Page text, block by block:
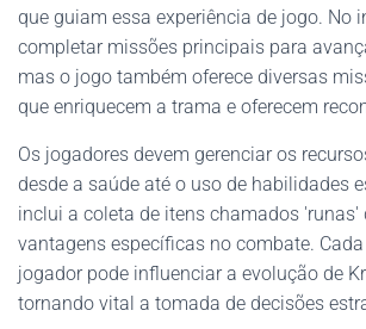
que guiam essa experiência de jogo. No
completar missões principais para
mas o jogo também oferece diversas
que enriquecem a trama e oferecem
Os jogadores devem gerenciar os
desde a saúde até o uso de habilidades
inclui a coleta de itens chamados 'runas'
vantagens específicas no combate.
jogador pode influenciar a evolução de
tornando vital a tomada de decisões